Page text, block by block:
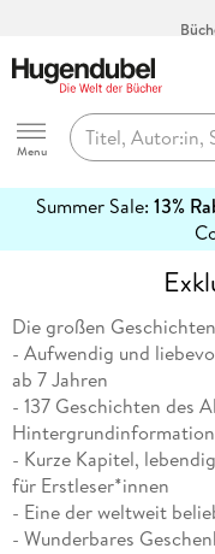
Hugendubel
Menu
Summer Sale: 13%
erfahren
Die großen
- Aufwendig und
ab 7 Jahren
- 137 Geschichten des
- Kurze Kapitel,
für Erstleser*innen
- Eine der weltweit
- Wunderbares